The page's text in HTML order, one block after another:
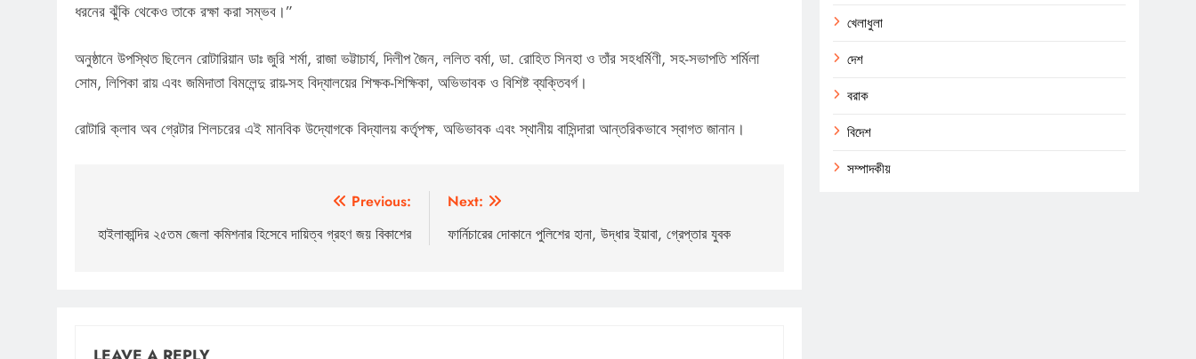
ধরনের ঝুঁকি থেকেও তাকে রক্ষা করা সম্ভব।”
অনুষ্ঠানে উপস্থিত ছিলেন রোটারিয়ান ডাঃ জুরি শর্মা, রাজা ভট্টাচার্য, দিলীপ জৈন, ললিত বর্মা, ডা. রোহিত সিনহা ও তাঁর সহধর্মিণী, সহ-সভাপতি শর্মিলা
সোম, লিপিকা রায় এবং জমিদাতা বিমলেন্দু রায়-সহ বিদ্যালয়ের শিক্ষক-শিক্ষিকা, অভিভাবক ও বিশিষ্ট ব্যক্তিবর্গ।
রোটারি ক্লাব অব গ্রেটার শিলচরের এই মানবিক উদ্যোগকে বিদ্যালয় কর্তৃপক্ষ, অভিভাবক এবং স্থানীয় বাসিন্দারা আন্তরিকভাবে স্বাগত জানান।
navigation
Previous:
হাইলাকান্দির ২৫তম জেলা কমিশনার হিসেবে দায়িত্ব গ্রহণ জয় বিকাশের
Next:
ফার্নিচারের দোকানে পুলিশের হানা, উদ্ধার ইয়াবা, গ্রেপ্তার যুবক
খেলাধুলা
দেশ
বরাক
বিদেশ
সম্পাদকীয়